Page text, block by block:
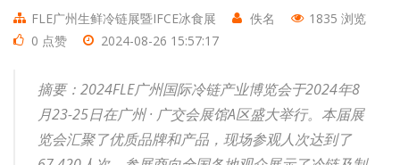
FLE广州生鲜冷链展暨IFCE冰食展 佚名
1835 浏览
0 点赞
2024-08-26 15:57:17
摘要：2024FLE广州国际冷链产业博览会于2024年8
月23-25日在广州 · 广交会展馆A区盛大举行。本届展
览会汇聚了优质品牌和产品，现场参观人次达到了